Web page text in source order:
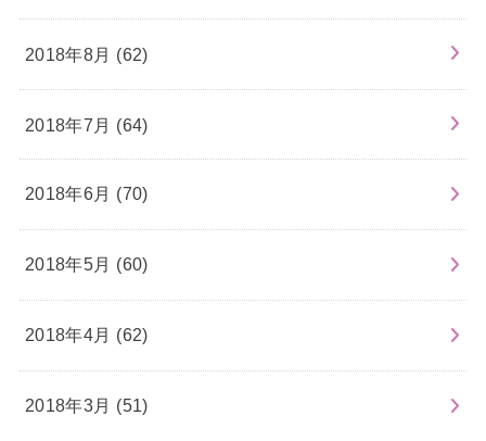
2018年8月 (62)
2018年7月 (64)
2018年6月 (70)
2018年5月 (60)
2018年4月 (62)
2018年3月 (51)